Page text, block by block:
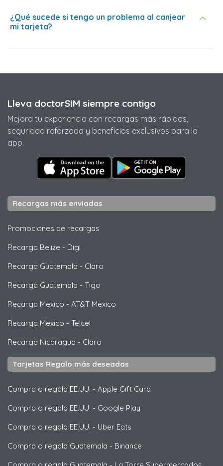
¿Qué sucede si tengo un problema al canjear
mi tarjeta?
Lleva doctorSIM siempre contigo
Mejora tu experiencia con recargas más rápidas,
seguridad reforzada y beneficios exclusivos para la
app.
Recargas más enviadas
Promociones de recargas
Recarga Belize - Digi
Recarga Guatemala - Claro
Recarga Guatemala - Tigo
Recarga Mexico - AT&T Mexico
Recarga Mexico - Telcel
Recarga Nicaragua - Claro
Tarjetas Regalo más deseadas
Compra o regala EE.UU. - Apple Gift Card
Compra o regala EE.UU. - Google Play
Compra o regala EE.UU. - Uber Eats
Compra o regala Guatemala - Binance